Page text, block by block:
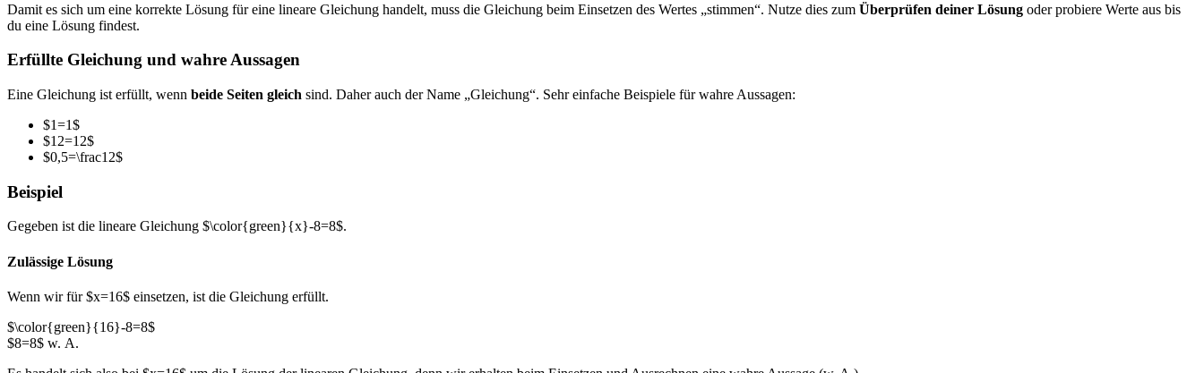
Damit es sich um eine korrekte Lösung für eine lineare Gleichung handelt, muss die Gleichung beim Einsetzen des Wertes „stimmen“. Nutze dies zum Überprüfen deiner Lösung oder probiere Werte aus bis
du eine Lösung findest.
Erfüllte Gleichung und wahre Aussagen
Eine Gleichung ist erfüllt, wenn beide Seiten gleich sind. Daher auch der Name „Gleichung“. Sehr einfache Beispiele für wahre Aussagen:
$1=1$
$12=12$
$0,5=\frac12$
Beispiel
Gegeben ist die lineare Gleichung $\color{green}{x}-8=8$.
Zulässige Lösung
Wenn wir für $x=16$ einsetzen, ist die Gleichung erfüllt.
$\color{green}{16}-8=8$
$8=8$ w. A.